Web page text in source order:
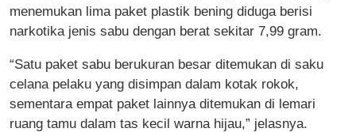
menemukan lima paket plastik bening diduga berisi
narkotika jenis sabu dengan berat sekitar 7,99 gram.
“Satu paket sabu berukuran besar ditemukan di saku
celana pelaku yang disimpan dalam kotak rokok,
sementara empat paket lainnya ditemukan di lemari
ruang tamu dalam tas kecil warna hijau,” jelasnya.